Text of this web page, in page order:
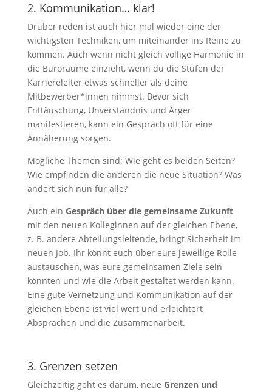
2. Kommunikation… klar!
Drüber reden ist auch hier mal wieder eine der
wichtigsten Techniken, um miteinander ins Reine zu
kommen. Auch wenn nicht gleich völlige Harmonie in
die Büroräume einzieht, wenn du die Stufen der
Karriereleiter etwas schneller als deine
Mitbewerber*innen nimmst. Bevor sich
Enttäuschung, Unverständnis und Ärger
manifestieren, kann ein Gespräch oft für eine
Annäherung sorgen.
Mögliche Themen sind: Wie geht es beiden Seiten?
Wie empfinden die anderen die neue Situation? Was
ändert sich nun für alle?
Auch ein Gespräch über die gemeinsame Zukunft
mit den neuen Kolleginnen auf der gleichen Ebene,
z. B. andere Abteilungsleitende, bringt Sicherheit im
neuen Job. Ihr könnt euch über eure jeweilige Rolle
austauschen, was eure gemeinsamen Ziele sein
könnten und wie die Arbeit gestaltet werden kann.
Eine gute Vernetzung und Kommunikation auf der
gleichen Ebene ist viel wert und erleichtert
Absprachen und die Zusammenarbeit.
3. Grenzen setzen
Gleichzeitig geht es darum, neue Grenzen und